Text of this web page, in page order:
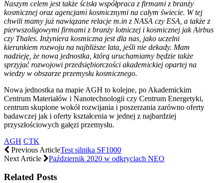
Naszym celem jest także ścisła współpraca z firmami z branży
kosmicznej oraz agencjami kosmicznymi na całym świecie. W tej
chwili mamy już nawiązane relacje m.in z NASA czy ESA, a także z
pierwszoligowymi firmami z branży lotniczej i kosmicznej jak Airbus
czy Thales. Inżyniera kosmiczna jest dla nas, jako uczelni
kierunkiem rozwoju na najbliższe lata, jeśli nie dekady. Mam
nadzieję, że nowa jednostka, którą uruchamiamy będzie także
sprzyjać rozwojowi przedsiębiorczości akademickiej opartej na
wiedzy w obszarze przemysłu kosmicznego.
Nowa jednostka na mapie AGH to kolejne, po Akademickim
Centrum Materiałów i Nanotechnologii czy Centrum Energetyki,
centrum skupione wokół rozwijania i poszerzania zarówno oferty
badawczej jak i oferty kształcenia w jednej z najbardziej
przyszłościowych gałęzi przemysłu.
AGH CTK
Previous ArticleTest silnika SF1000
Next Article
Październik 2020 w odkryciach NEO
Related Posts